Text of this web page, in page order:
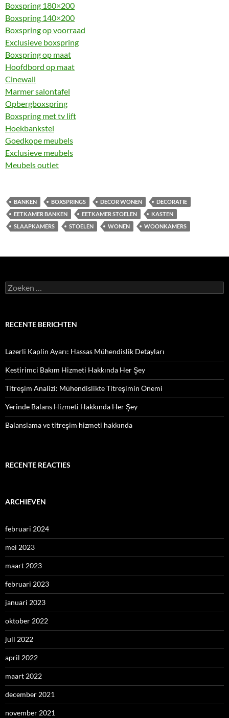
Boxspring 180×200
Boxspring 140×200
Boxspring op voorraad
Exclusieve boxspring
Boxspring op maat
Hoofdbord op maat
Cinewall
Marmer salontafel
Opbergboxspring
Boxspring met tv lift
Hoekbankstel
Goedkope meubels
Exclusieve meubels
Meubels outlet
BANKEN BOXSPRINGS DECOR WONEN
DECORATIE
EETKAMER BANKEN
EETKAMER STOELEN
KASTEN
SLAAPKAMERS
STOELEN WONEN WOONKAMERS
Zoeken
naar:
RECENTE BERICHTEN
Lazerli Kaplin Ayarı: Hassas Mühendislik Detayları
Kestirimci Bakım Hizmeti Hakkında Her Şey
Titreşim Analizi: Mühendislikte Titreşimin Önemi
Yerinde Balans Hizmeti Hakkında Her Şey
Balanslama ve titreşim hizmeti hakkında
RECENTE REACTIES
ARCHIEVEN
februari 2024
mei 2023
maart 2023
februari 2023
januari 2023
oktober 2022
juli 2022
april 2022
maart 2022
december 2021
november 2021